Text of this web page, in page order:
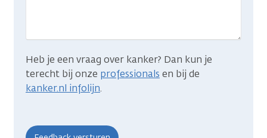
Heb je een vraag over kanker? Dan kun je
terecht bij onze professionals en bij de
kanker.nl infolijn.